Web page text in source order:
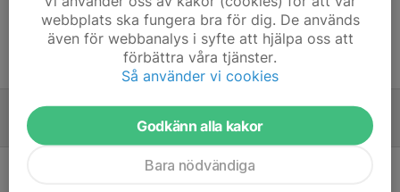
Tidigare nyheter
Uppdatering - Spelregler
0
webbplats ska fungera bra för dig. De används
även för webbanalys i syfte att hjälpa oss att
förbättra våra tjänster.
Så använder vi cookies
Godkänn alla kakor
Bara nödvändiga